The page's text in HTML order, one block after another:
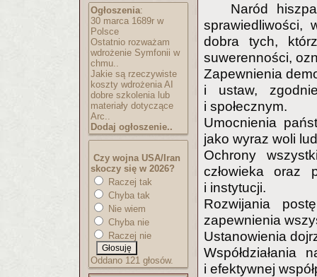
Ogłoszenia:
30 marca 1689r w
Polsce
Ostatnio rozważam
wdrożenie Symfonii w
chmu..
Jakie są rzeczywiste
koszty wdrożenia AI
dobre szkolenia lub
materiały dotyczące
Arc..
Dodaj ogłoszenie..
Czy wojna USA/Iran
skoczy się w 2026?
Raczej tak
Chyba tak
Nie wiem
Chyba nie
Raczej nie
Oddano 121 głosów.
Naród
sprawiedliwości,
dobra tych,
suwerenności,
Zapewnienia
i ustaw,
i społecznym.
Umocnienia
jako wyraz woli
Ochrony
człowieka oraz
i instytucji.
Rozwijania
zapewnienia
Ustanowienia
Współdziałania
i efektywnej